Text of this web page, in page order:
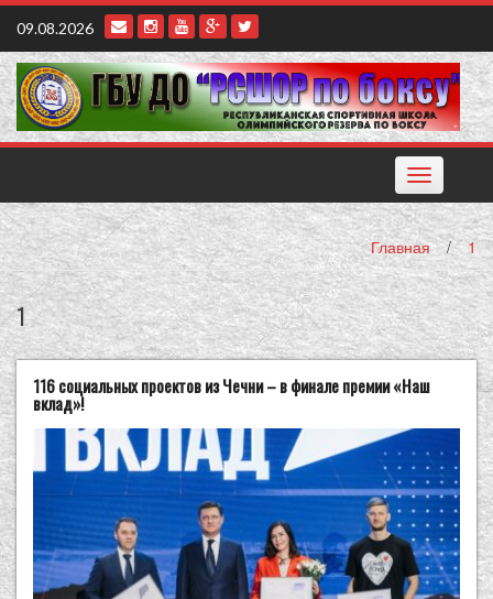
Наверх
09.08.2026
Toggle
navigation
Главная / 1
1
116 социальных проектов из Чечни – в финале премии «Наш
вклад»!